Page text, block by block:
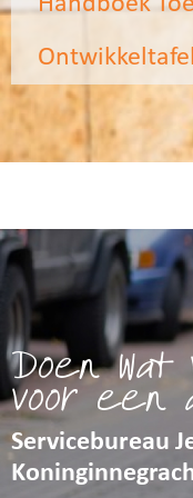
Ontwikkeltafel
Doen
voor een
Servicebureau